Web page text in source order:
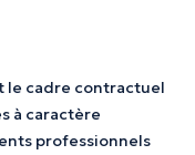
le cadre contractuel
à caractère
professionnels